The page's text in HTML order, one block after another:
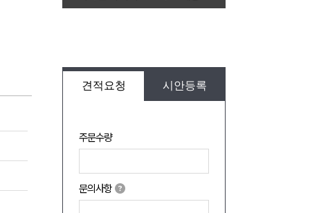
견적요청 시안등록
주문수량
문의사항